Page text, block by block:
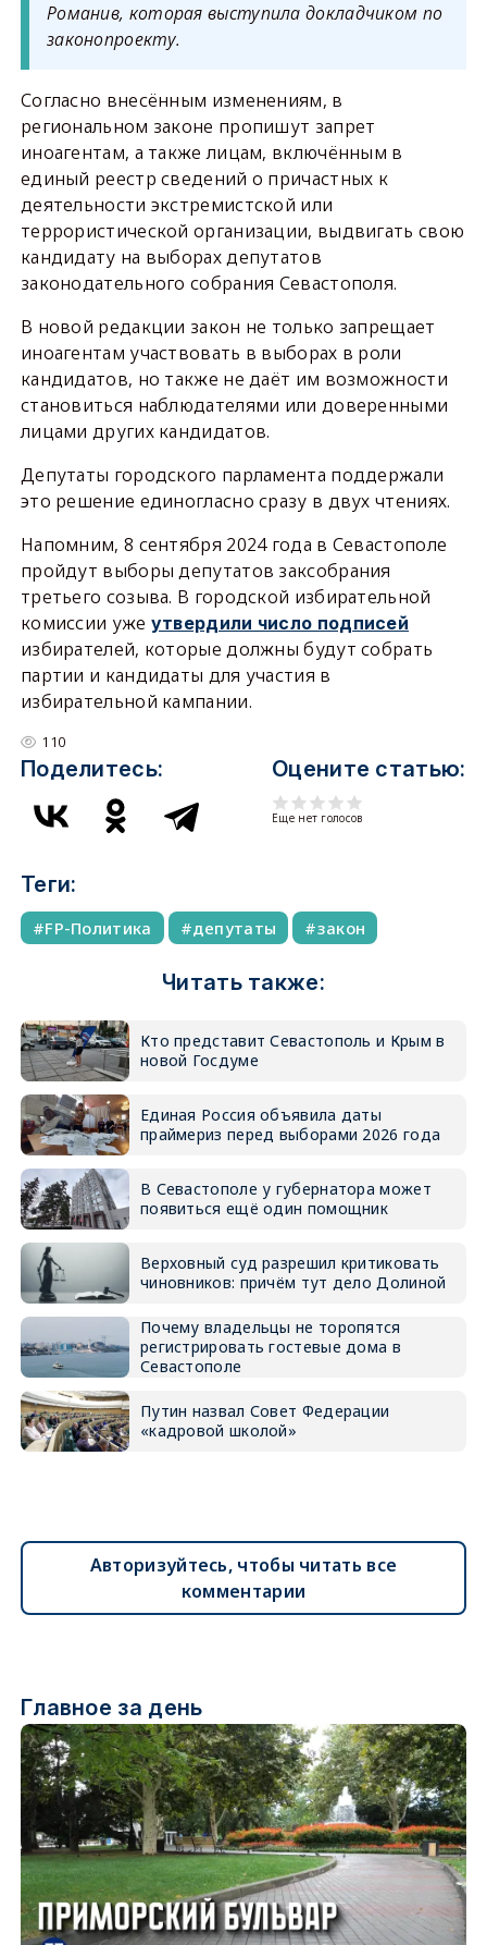
Романив, которая выступила докладчиком по
законопроекту.
Согласно внесённым изменениям, в
региональном законе пропишут запрет
иноагентам, а также лицам, включённым в
единый реестр сведений о причастных к
деятельности экстремистской или
террористической организации, выдвигать свою
кандидату на выборах депутатов
законодательного собрания Севастополя.
В новой редакции закон не только запрещает
иноагентам участвовать в выборах в роли
кандидатов, но также не даёт им возможности
становиться наблюдателями или доверенными
лицами других кандидатов.
Депутаты городского парламента поддержали
это решение единогласно сразу в двух чтениях.
Напомним, 8 сентября 2024 года в Севастополе
пройдут выборы депутатов заксобрания
третьего созыва. В городской избирательной
комиссии уже утвердили число подписей
избирателей, которые должны будут собрать
партии и кандидаты для участия в
избирательной кампании.
110
Поделитесь: Оцените статью:
Еще нет голосов
Теги:
FP-Политика депутаты закон
Читать также:
Кто представит Севастополь и Крым в
новой Госдуме
Единая Россия объявила даты
праймериз перед выборами 2026 года
В Севастополе у губернатора может
появиться ещё один помощник
Верховный суд разрешил критиковать
чиновников: причём тут дело Долиной
Почему владельцы не торопятся
регистрировать гостевые дома в
Севастополе
Путин назвал Совет Федерации
«кадровой школой»
Авторизуйтесь, чтобы читать все
комментарии
Главное за день